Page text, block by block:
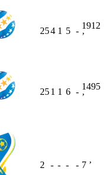
254 1 5 -
1912
ʼ
251 1 6 -
1495
ʼ
2 - - - - 7 ʼ